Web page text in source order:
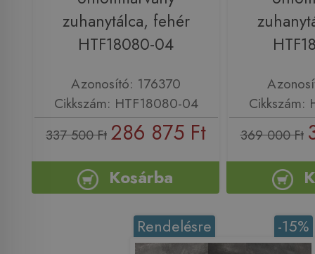
zuhanytálca, fehér
HTF18080-04
Azonosító: 176370
Cikkszám: HTF18080-04
337 500 Ft 286 875 Ft
Kosárba
Cikkszám:
369 000 Ft
-15%
Rendelésre